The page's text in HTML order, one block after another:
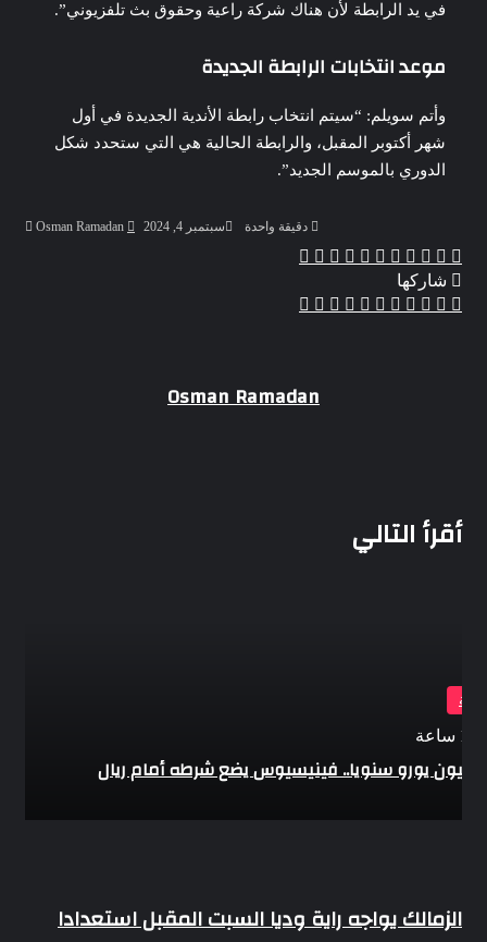
في يد الرابطة لأن هناك شركة راعية وحقوق بث تلفزيوني”.
موعد انتخابات الرابطة الجديدة
وأتم سويلم: “سيتم انتخاب رابطة الأندية الجديدة في أول
شهر أكتوبر المقبل، والرابطة الحالية هي التي ستحدد شكل
الدوري بالموسم الجديد”.
Osman Ramadan سبتمبر 4, 2024 دقيقة واحدة
فيسبوك ‫X
لينكدإن
بينتيريست‫Pocket
واتساب
تيلقرامڤايبر
شاركها
فيسبوك ‫X
لينكدإن
بينتيريست
Odnoklassniki
‫Pocket
مشاركة
Osman Ramadan
أقرأ التالي
30 مليون يورو سنويا.. فينيسيوس يضع شرطه أمام ريال
الزمالك
يواجه
الزمالك يواجه راية وديا السبت المقبل استعدادا